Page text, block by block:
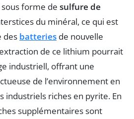
forme de sulfure de
du minéral, ce qui est
des batteries de nouvelle
de ce lithium pourrait
industriell, offrant une
de l’environnement en
industriels riches en pyrite. En
supplémentaires sont